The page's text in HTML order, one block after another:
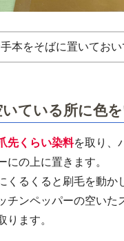
本をそばに置いてお
ている所に色
先くらい染料を取り、
にの上に置きます。
くるくると刷毛を動か
チンペッパーの空いた
ります。